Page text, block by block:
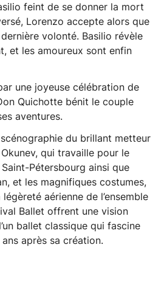
feint de se donner la mort
Lorenzo accepte alors que
volonté. Basilio révèle
et les amoureux sont enfin
une joyeuse célébration de
Quichotte bénit le couple
aventures.
du brillant metteur
qui travaille pour le
Pétersbourg ainsi que
et les magnifiques costumes,
aérienne de l’ensemble
Ballet offrent une vision
ballet classique qui fascine
après sa création.